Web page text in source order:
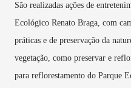
São realizadas ações de
Ecológico Renato Braga, com
práticas e de preservação da
vegetação, como preservar e
para reflorestamento do Parque